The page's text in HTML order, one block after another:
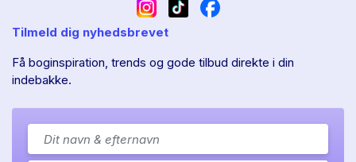
Tilmeld dig nyhedsbrevet
Få boginspiration, trends og gode tilbud direkte i din
indebakke.